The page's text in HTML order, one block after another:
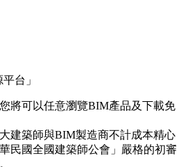
台」
將可以任意瀏覽BIM產品及下載免
建築師與BIM製造商不計成本精心
民國全國建築師公會」嚴格的初審